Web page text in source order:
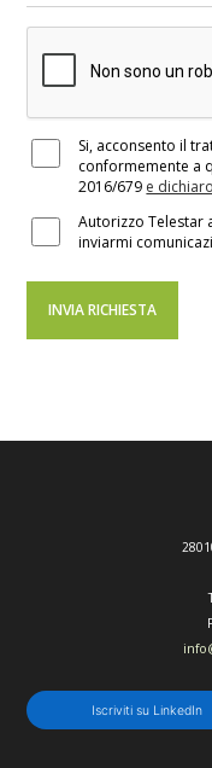
Si, acconsento il
conformemente a
2016/679 e
Autorizzo Telestar
inviarmi
Iscriviti su LinkedIn